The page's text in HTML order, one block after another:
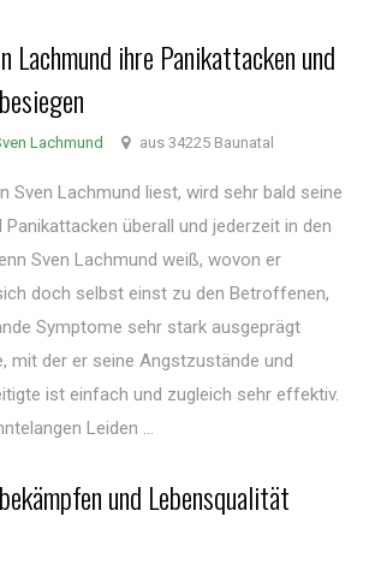
Lachmund ihre Panikattacken und
Lachmund aus 34225 Baunatal
Sven Lachmund liest, wird sehr bald seine
überall und jederzeit in den
Sven Lachmund weiß, wovon er
doch selbst einst zu den Betroffenen,
Symptome sehr stark ausgeprägt
mit der er seine Angstzustände und
ist einfach und zugleich sehr effektiv.
Leiden ...
und Lebensqualität